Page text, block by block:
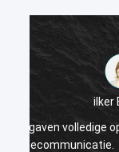
Uw die
schakelaars